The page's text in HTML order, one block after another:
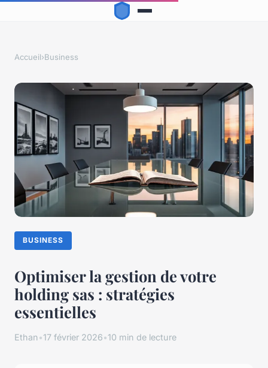
Accueil›Business
BUSINESS
Optimiser la gestion de votre
holding sas : stratégies
essentielles
Ethan•17 février 2026•10 min de lecture